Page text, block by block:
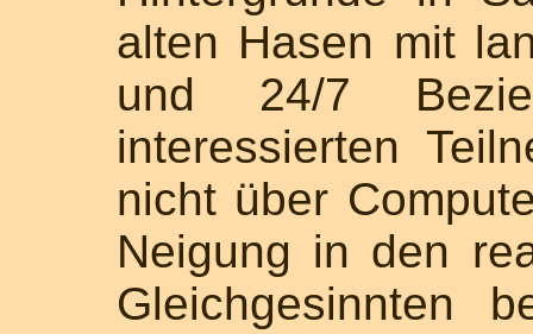
alten Hasen mit
und 24/7
interessierten
nicht über
Neigung in den
Gleichgesinnten